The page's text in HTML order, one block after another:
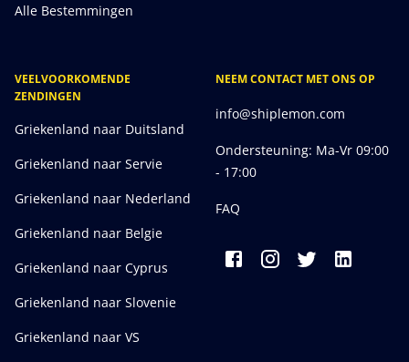
Alle Bestemmingen
VEELVOORKOMENDE
ZENDINGEN
Griekenland naar Duitsland
Griekenland naar Servie
Griekenland naar Nederland
Griekenland naar Belgie
Griekenland naar Cyprus
Griekenland naar Slovenie
Griekenland naar VS
NEEM CONTACT MET ONS OP
info@shiplemon.com
Ondersteuning: Ma-Vr 09:00
- 17:00
FAQ